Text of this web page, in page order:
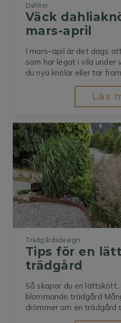
Dahlior
Väck
mars-april
I mars–apil är det dags
som har legat i vila under
du nya knölar eller tar
knölarna ser friska och
fasta med viss spänst –
Läs
Trädgårdsdesign
Tips för en
trädgård
Så skapar du en lättskött,
blommande trädgård
drömmer om en trädgård